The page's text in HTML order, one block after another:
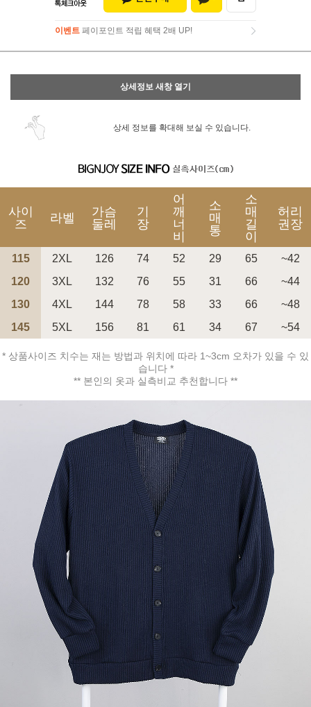
이벤트
페이포인트 적립 혜택 2배 UP!
상세정보 새창 열기
상세 정보를 확대해 보실 수 있습니다.
사이
즈
라벨
가슴
둘레
기
장
어
깨
너
비
소
매
통
소
매
길
이
허리
권장
115 2XL 126 74 52 29 65
~42
120
3XL 132 76 55 31 66
~44
130
4XL 144 78 58 33 66
~48
145
5XL 156 81 61 34 67 ~54
* 상품사이즈 치수는 재는 방법과 위치에 따라 1~3cm 오차가 있을 수 있
습니다 *
** 본인의 옷과 실측비교 추천합니다 **